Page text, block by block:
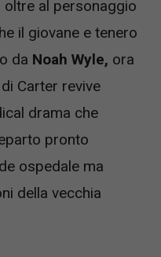
oltre al personaggio
il giovane e tenero
da Noah Wyle, ora
Carter revive
drama che
pronto
ospedale ma
della vecchia